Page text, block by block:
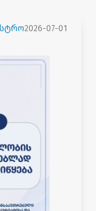
2026-07-01